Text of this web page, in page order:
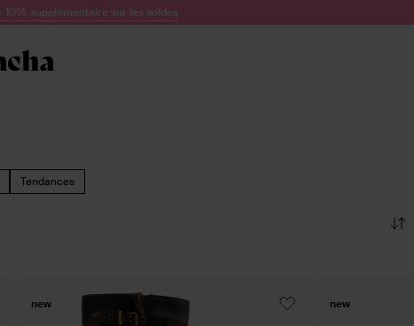
supplémentaire sur les soldes
Tendances
new new